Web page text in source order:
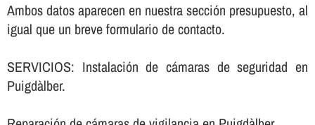
Ambos datos aparecen en nuestra sección presupuesto, al
igual que un breve formulario de contacto.
SERVICIOS: Instalación de cámaras de seguridad en
Puigdàlber.